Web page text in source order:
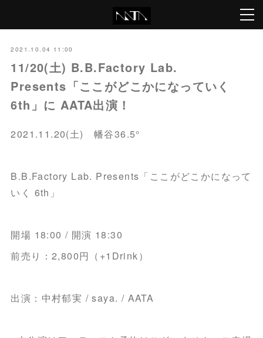
2021.10.04 11:00
11/20(土) B.B.Factory Lab.
Presents「ここがどこかになっていく
6th」に AATA出演！
2021.11.20(土) 幡谷36.5°
B.B.Factory Lab. Presents「ここがどこかになって
いく 6th」
開場 18:00 / 開演 18:30
前売り：2,800円（+1Drink）
出演：中村郁実 / saya. / AATA